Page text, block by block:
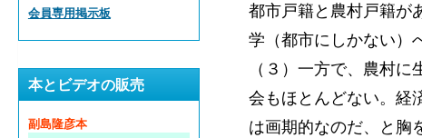
都市戸籍と農村戸籍が
学（都市にしかない）
（３）一方で、農村
会もほとんどない。経
は画期的なのだ、と胸
会員専用掲示板
本とビデオの販売
副島隆彦本